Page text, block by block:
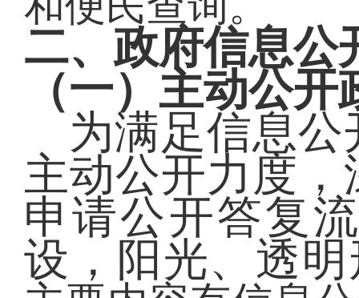
二、政府信息公
（一）主动公
为满足信息
主动公开力度
申请公开答复
设，阳光、透